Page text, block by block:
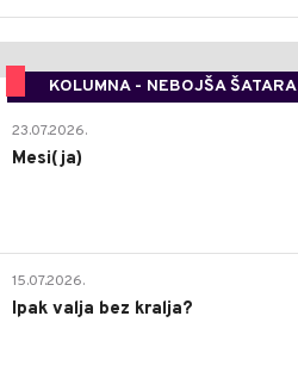
KOLUMNA - NEBOJŠA ŠATARA
23.07.2026.
Mesi(ja)
15.07.2026.
Ipak valja bez kralja?